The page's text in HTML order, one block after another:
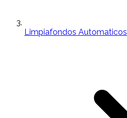
Limpiafondos Automaticos